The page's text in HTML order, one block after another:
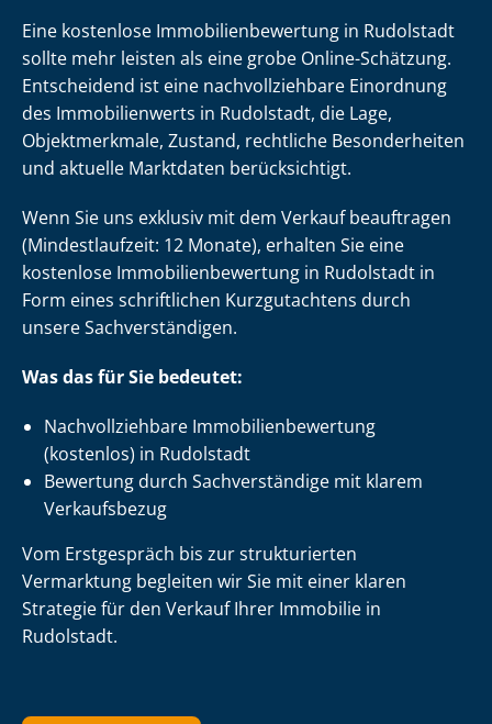
Eine kostenlose Im­mo­bi­li­en­be­wer­tung in Rudolstadt
sollte mehr leisten als eine grobe Online-Schätzung.
Entscheidend ist eine nach­voll­zieh­ba­re Einordnung
des Immobilienwerts in Rudolstadt, die Lage,
Objektmerkmale, Zustand, rechtliche Besonderheiten
und aktuelle Marktdaten berücksichtigt.
Wenn Sie uns exklusiv mit dem Verkauf beauftragen
(Mindestlaufzeit: 12 Monate), erhalten Sie eine
kostenlose Im­mo­bi­li­en­be­wer­tung in Rudolstadt in
Form eines schriftlichen Kurzgutachtens durch
unsere Sach­ver­stän­di­gen.
Was das für Sie bedeutet:
Nach­voll­zieh­ba­re Im­mo­bi­li­en­be­wer­tung
(kostenlos) in Rudolstadt
Bewertung durch Sachverständige mit klarem
Verkaufsbezug
Vom Erstgespräch bis zur strukturierten
Vermarktung begleiten wir Sie mit einer klaren
Strategie für den Verkauf Ihrer Immobilie in
Rudolstadt.